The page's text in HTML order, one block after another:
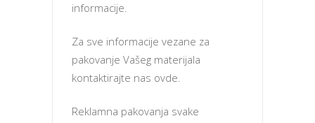
informacije.
Za sve informacije vezane za
pakovanje Vašeg materijala
kontaktirajte nas ovde.
Reklamna pakovanja svake